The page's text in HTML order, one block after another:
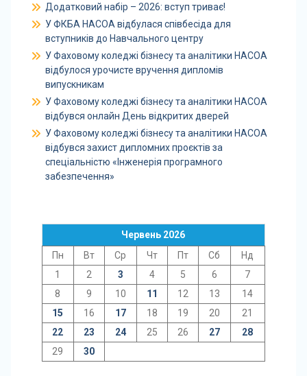
Додатковий набір – 2026: вступ триває!
У ФКБА НАСОА відбулася співбесіда для
вступників до Навчального центру
У Фаховому коледжі бізнесу та аналітики НАСОА
відбулося урочисте вручення дипломів
випускникам
У Фаховому коледжі бізнесу та аналітики НАСОА
відбувся онлайн День відкритих дверей
У Фаховому коледжі бізнесу та аналітики НАСОА
відбувся захист дипломних проєктів за
спеціальністю «Інженерія програмного
забезпечення»
Червень 2026
Пн
Вт Ср Чт Пт Сб
Нд
1
2 3 4 5 6
7
8
9 10 11 12 13
14
15
16 17 18 19 20
21
22
23 24 25 26 27
28
29
30